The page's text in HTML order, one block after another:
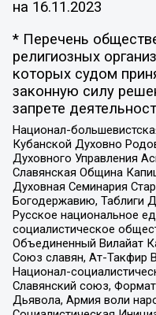
на 16.11.2023
* Перечень
религиозных
которых судом
законную силу
запрете
Национал-
Кубанской Духовно
Духовного Управления
Славянская Община
Духовная Семинария
Богодержавию, Таблиги
Русское национальное
социалистическое
Объединенный Вилайат
Союз славян, Ат-Такфир
Национал-
Славянский союз,
Дьявола, Армия воли